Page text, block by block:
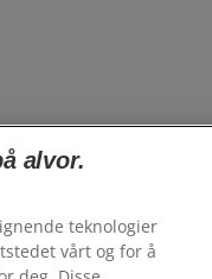
alvor.
teknologier
vårt og for å